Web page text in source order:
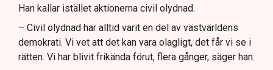
Han kallar istället aktionerna civil olydnad.
– Civil olydnad har alltid varit en del av västvärldens
demokrati. Vi vet att det kan vara olagligt, det får vi se i
rätten. Vi har blivit frikända förut, flera gånger, säger han.